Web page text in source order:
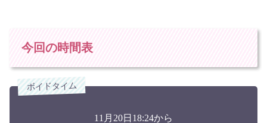
今回の時間表
ボイドタイム
11月20日18:24から